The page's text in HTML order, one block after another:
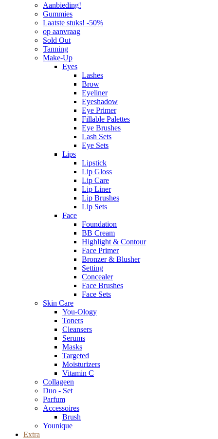
Aanbieding!
Gummies
Laatste stuks! -50%
op aanvraag
Sold Out
Tanning
Make-Up
Eyes
Lashes
Brow
Eyeliner
Eyeshadow
Eye Primer
Fillable Palettes
Eye Brushes
Lash Sets
Eye Sets
Lips
Lipstick
Lip Gloss
Lip Care
Lip Liner
Lip Brushes
Lip Sets
Face
Foundation
BB Cream
Highlight & Contour
Face Primer
Bronzer & Blusher
Setting
Concealer
Face Brushes
Face Sets
Skin Care
You-Ology
Toners
Cleansers
Serums
Masks
Targeted
Moisturizers
Vitamin C
Collageen
Duo - Set
Parfum
Accessoires
Brush
Younique
Extra